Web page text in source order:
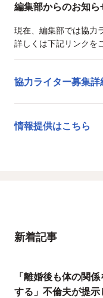
編集部からのお知ら
現在、編集部では協力
詳しくは下記リンクを
協力ライター募集詳
情報提供はこちら
新着記事
「離婚後も体の関
する」不倫夫が提